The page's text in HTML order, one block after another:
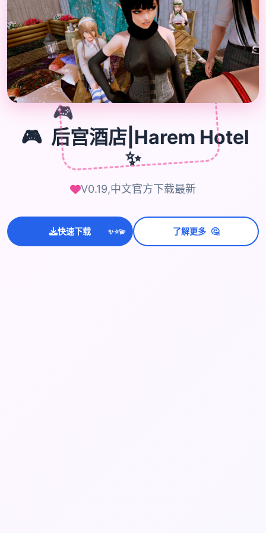
🎮
🎮 后宫酒店|Harem Hotel
✨
V0.19,中文官方下载最新
快速下载 ✨⭐💫 了解更多 🤔